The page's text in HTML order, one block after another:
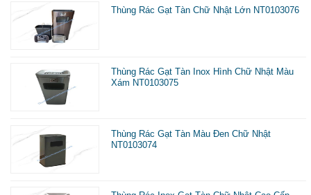
Thùng Rác Gạt Tàn Chữ Nhật Lớn NT0103076
Thùng Rác Gạt Tàn Inox Hình Chữ Nhật Màu
Xám NT0103075
Thùng Rác Gạt Tàn Màu Đen Chữ Nhật
NT0103074